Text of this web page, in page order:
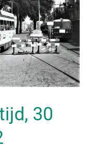
30